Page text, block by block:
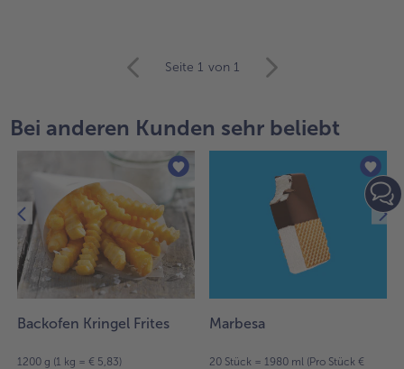
Übersicht.
10
Artikel
in
der
Liste.
Seite 1 von 1
Bei anderen Kunden sehr beliebt
Backofen Kringel Frites
1200 g (1 kg = € 5,83)
Marbesa
20 Stück = 1980 ml (Pro Stück €